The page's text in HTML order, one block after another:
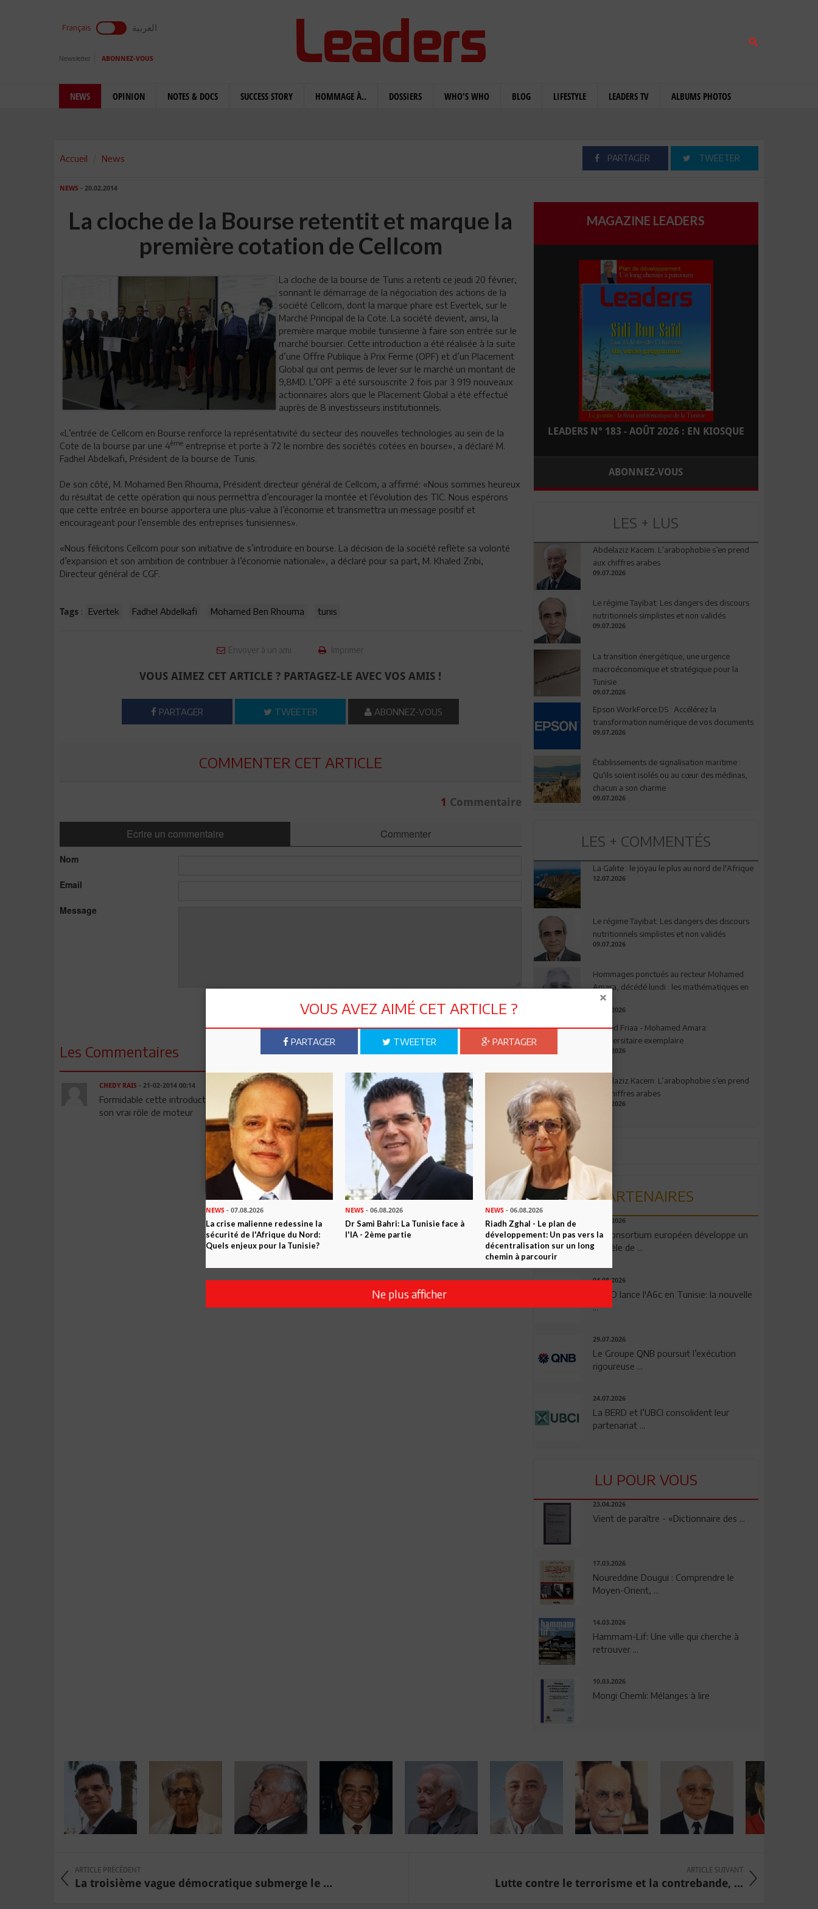
Français العربية
Newsletter ABONNEZ-VOUS
NEWS OPINION NOTES & DOCS SUCCESS STORY HOMMAGE À.. DOSSIERS WHO'S WHO BLOG LIFESTYLE LEADERS TV ALBUMS PHOTOS
Accueil News PARTAGER TWEETER
NEWS - 20.02.2014
La cloche de la Bourse retentit et marque la
première cotation de Cellcom
La cloche de la bourse de Tunis a retenti ce jeudi 20 février,
sonnant le démarrage de la négociation des actions de la
société Cellcom, dont la marque phare est Evertek, sur le
Marché Principal de la Cote. La société devient, ainsi, la
première marque mobile tunisienne à faire son entrée sur le
marché boursier. Cette introduction a été réalisée à la suite
d’une Offre Publique à Prix Ferme (OPF) et d’un Placement
Global qui ont permis de lever sur le marché un montant de
9,8MD. L’OPF a été sursouscrite 2 fois par 3 919 nouveaux
actionnaires alors que le Placement Global a été effectué
auprès de 8 investisseurs institutionnels.
«L’entrée de Cellcom en Bourse renforce la représentativité du secteur des nouvelles technologies au sein de la
Cote de la bourse par une 4ème entreprise et porte à 72 le nombre des sociétés cotées en bourse», a déclaré M.
Fadhel Abdelkafi, Président de la bourse de Tunis.
De son côté, M. Mohamed Ben Rhouma, Président directeur général de Cellcom, a affirmé: «Nous sommes heureux
du résultat de cette opération qui nous permettra d’encourager la montée et l’évolution des TIC. Nous espérons
que cette entrée en bourse apportera une plus-value à l’économie et transmettra un message positif et
encourageant pour l’ensemble des entreprises tunisiennes».
«Nous félicitons Cellcom pour son initiative de s’introduire en bourse. La décision de la société reflète sa volonté
d’expansion et son ambition de contribuer à l’économie nationale», a déclaré pour sa part, M. Khaled Zribi,
Directeur général de CGF.
Tags : Evertek Fadhel Abdelkafi Mohamed Ben Rhouma tunis
Envoyer à un ami Imprimer
VOUS AIMEZ CET ARTICLE ? PARTAGEZ-LE AVEC VOS AMIS !
PARTAGER TWEETER ABONNEZ-VOUS
COMMENTER CET ARTICLE
1 Commentaire
Ecrire un commentaire Commenter
Nom
Email
Message
Envoyer
Les Commentaires
CHEDY RAIS - 21-02-2014 00:14
Formidable cette introduction elle va appeler d'autres j"espère c'est comme ça que la bourse peut jouer
son vrai rôle de moteur
MAGAZINE LEADERS
LEADERS N° 183 - AOÛT 2026 : EN KIOSQUE
ABONNEZ-VOUS
LES + LUS
Abdelaziz Kacem: L’arabophobie s’en prend
aux chiffres arabes
09.07.2026
Le régime Tayibat: Les dangers des discours
nutritionnels simplistes et non validés
09.07.2026
La transition énergétique, une urgence
macroéconomique et stratégique pour la
Tunisie
09.07.2026
Epson WorkForce DS : Accélérez la
transformation numérique de vos documents
09.07.2026
Établissements de signalisation maritime :
Qu'ils soient isolés ou au cœur des médinas,
chacun a son charme
09.07.2026
LES + COMMENTÉS
La Galite : le joyau le plus au nord de l'Afrique
12.07.2026
Le régime Tayibat: Les dangers des discours
nutritionnels simplistes et non validés
09.07.2026
Hommages ponctués au recteur Mohamed
Amara, décédé lundi : les mathématiques en
deuil
03.08.2026
Ahmed Friaa - Mohamed Amara:
l’Universitaire exemplaire
04.08.2026
Abdelaziz Kacem: L’arabophobie s’en prend
aux chiffres arabes
09.07.2026
PARTENAIRES
06.08.2026
Un consortium européen développe un
modèle de ...
04.08.2026
OPPO lance l'A6c en Tunisie: la nouvelle
...
29.07.2026
Le Groupe QNB poursuit l’exécution
rigoureuse ...
24.07.2026
La BERD et l’UBCI consolident leur
partenariat ...
LU POUR VOUS
23.04.2026
Vient de paraître - «Dictionnaire des ...
17.03.2026
Noureddine Dougui : Comprendre le
Moyen-Orient, ...
14.03.2026
Hammam-Lif: Une ville qui cherche à
retrouver ...
10.03.2026
Mongi Chemli: Mélanges à lire
ARTICLE PRÉCÉDENT
La troisième vague démocratique submerge le ...
ARTICLE SUIVANT
Lutte contre le terrorisme et la contrebande, ...
VOUS AVEZ AIMÉ CET ARTICLE ?
PARTAGER TWEETER PARTAGER
NEWS - 07.08.2026
La crise malienne redessine la
sécurité de l'Afrique du Nord:
Quels enjeux pour la Tunisie?
NEWS - 06.08.2026
Dr Sami Bahri: La Tunisie face à
l'IA - 2ème partie
NEWS- 06.08.2026
Riadh Zghal - Le plan de
développement: Un pas vers la
décentralisation sur un long
chemin à parcourir
Ne plus afficher